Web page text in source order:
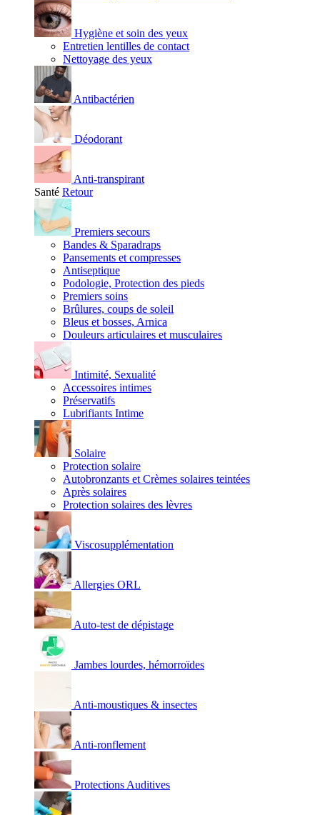
Hygiène et soin des yeux
Entretien lentilles de contact
Nettoyage des yeux
Antibactérien
Déodorant
Anti-transpirant
Santé Retour
Premiers secours
Bandes & Sparadraps
Pansements et compresses
Antiseptique
Podologie, Protection des pieds
Premiers soins
Brûlures, coups de soleil
Bleus et bosses, Arnica
Douleurs articulaires et musculaires
Intimité, Sexualité
Accessoires intimes
Préservatifs
Lubrifiants Intime
Solaire
Protection solaire
Autobronzants et Crèmes solaires teintées
Après solaires
Protection solaires des lèvres
Viscosupplémentation
Allergies ORL
Auto-test de dépistage
Jambes lourdes, hémorroïdes
Anti-moustiques & insectes
Anti-ronflement
Protections Auditives